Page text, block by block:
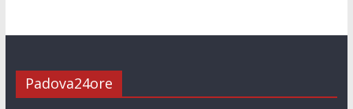
Padova24ore